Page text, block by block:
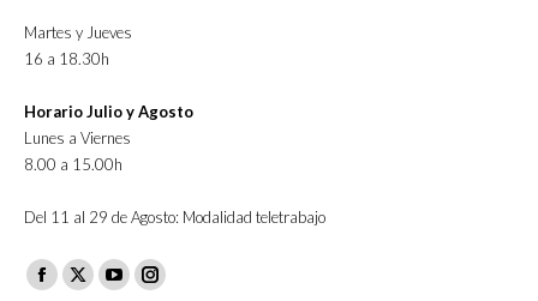
Martes y Jueves
16 a 18.30h
Horario Julio y Agosto
Lunes a Viernes
8.00 a 15.00h
Del 11 al 29 de Agosto: Modalidad teletrabajo
Facebook
X
YouTubeInstagram